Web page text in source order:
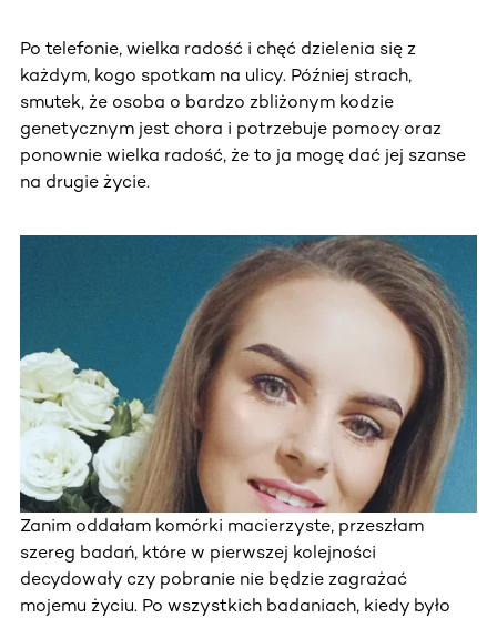
Po telefonie, wielka radość i chęć dzielenia się z
każdym, kogo spotkam na ulicy. Później strach,
smutek, że osoba o bardzo zbliżonym kodzie
genetycznym jest chora i potrzebuje pomocy oraz
ponownie wielka radość, że to ja mogę dać jej szanse
na drugie życie.
Zanim oddałam komórki macierzyste, przeszłam
szereg badań, które w pierwszej kolejności
decydowały czy pobranie nie będzie zagrażać
mojemu życiu. Po wszystkich badaniach, kiedy było